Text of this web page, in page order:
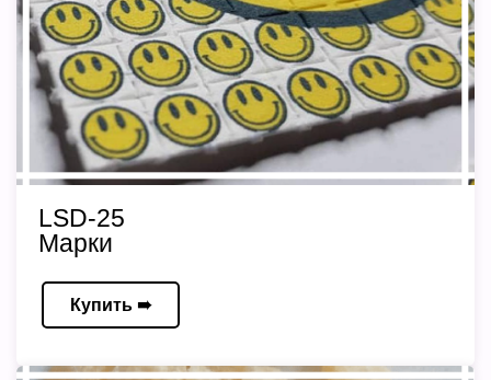
LSD-25
Марки
Купить ➠